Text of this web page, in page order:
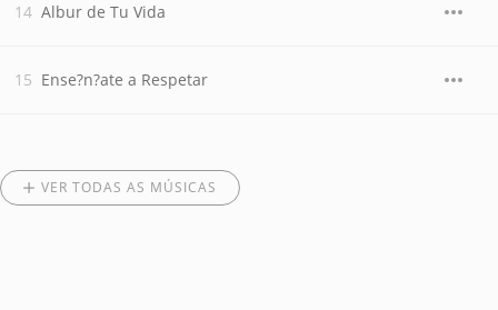
Albur de Tu Vida
Ense?n?ate a Respetar
VER TODAS AS MÚSICAS